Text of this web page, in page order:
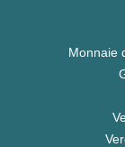
Monnaie